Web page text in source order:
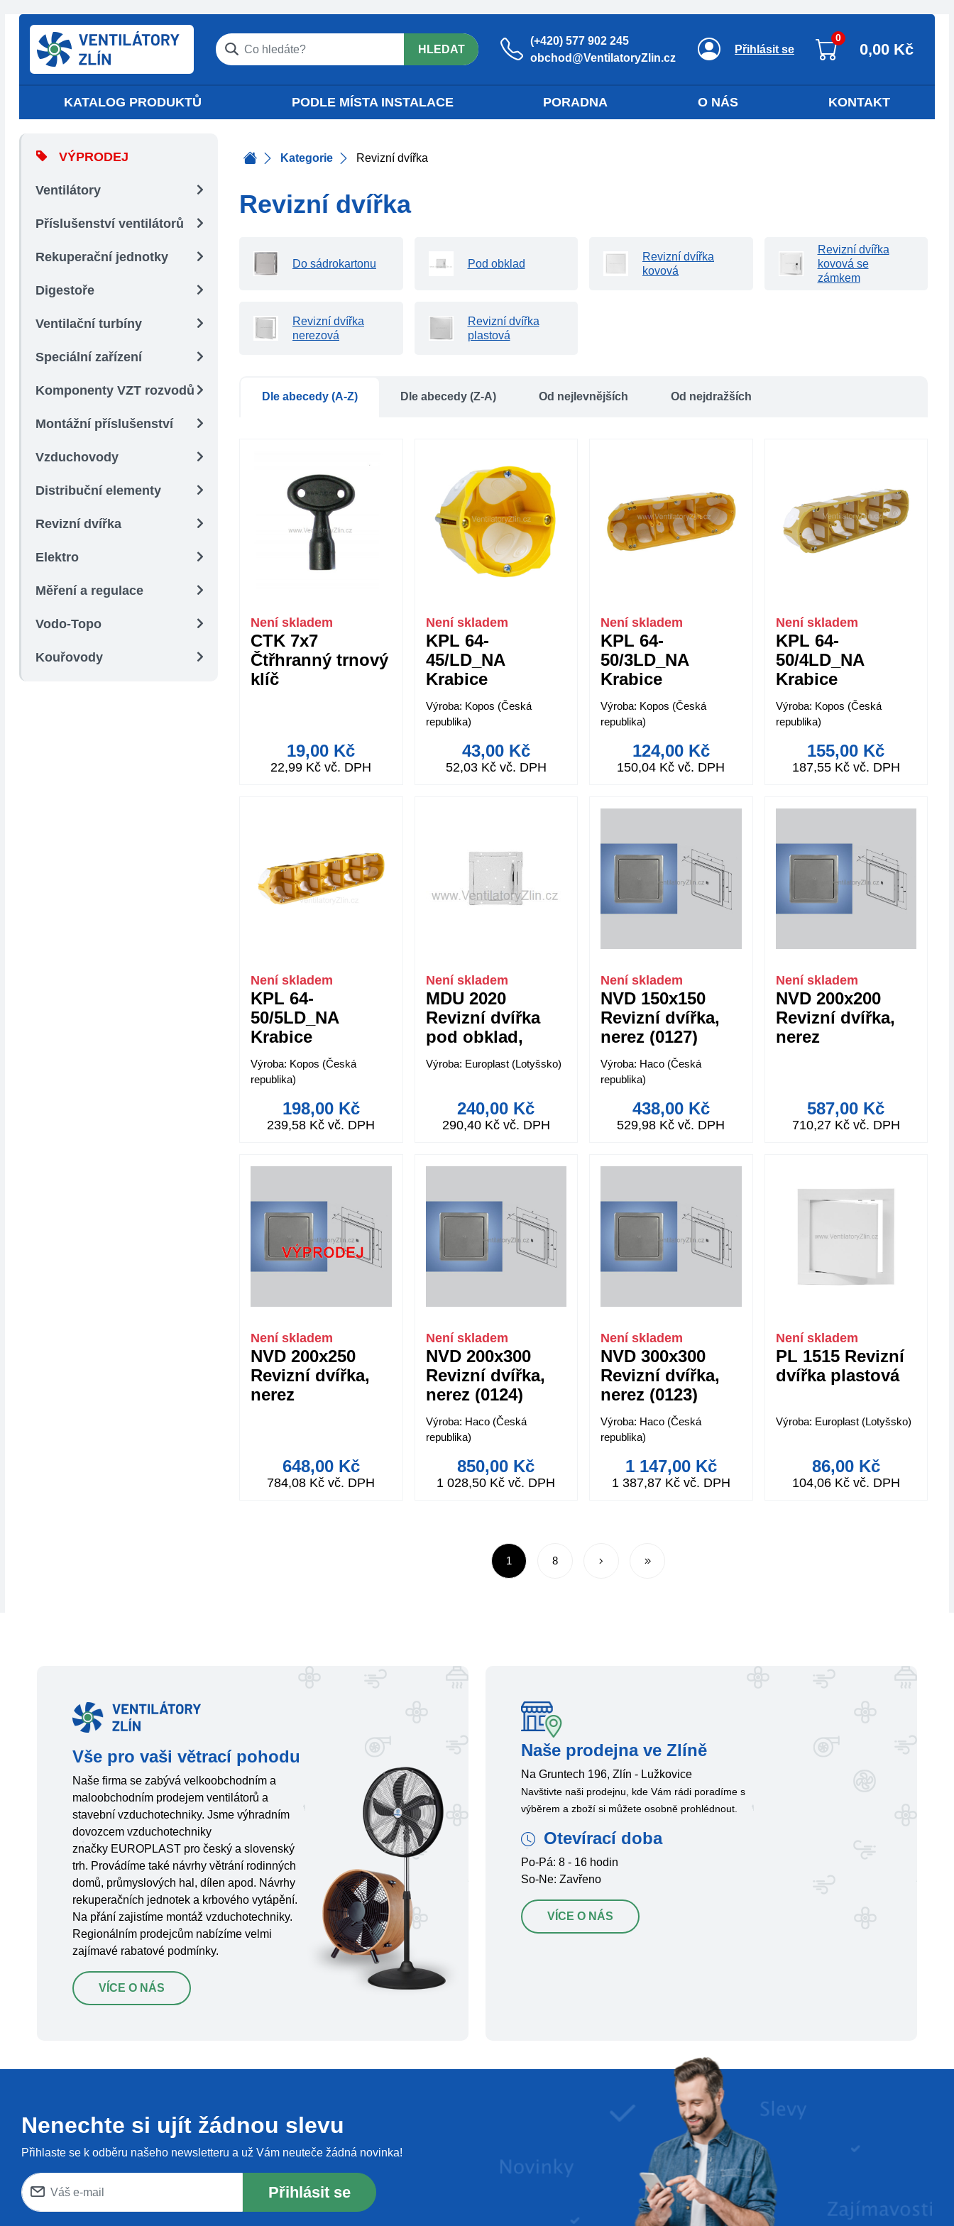
HLEDAT
(+420) 577 902 245
obchod@VentilatoryZlin.cz
Přihlásit se
0
0,00 Kč
KATALOG PRODUKTŮ PODLE MÍSTA INSTALACE PORADNA O NÁS KONTAKT
VÝPRODEJ
Ventilátory
Příslušenství ventilátorů
Rekuperační jednotky
Digestoře
Ventilační turbíny
Speciální zařízení
Komponenty VZT rozvodů
Montážní příslušenství
Vzduchovody
Distribuční elementy
Revizní dvířka
Elektro
Měření a regulace
Vodo-Topo
Kouřovody
Kategorie Revizní dvířka
Revizní dvířka
Do sádrokartonu Pod obklad
Revizní dvířka
kovová
Revizní dvířka
kovová se
zámkem
Revizní dvířka
nerezová
Revizní dvířka
plastová
Dle abecedy (A-Z) Dle abecedy (Z-A) Od nejlevnějších Od nejdražších
Není skladem
CTK 7x7
Čtřhranný trnový
klíč
19,00 Kč
22,99 Kč vč. DPH
Není skladem
KPL 64-
45/LD_NA
Krabice
přístrojová do
sádrokartonu
Výroba: Kopos (Česká
republika)
43,00 Kč
52,03 Kč vč. DPH
Není skladem
KPL 64-
50/3LD_NA
Krabice
přístrojová
Výroba: Kopos (Česká
republika)
124,00 Kč
150,04 Kč vč. DPH
Není skladem
KPL 64-
50/4LD_NA
Krabice
přístrojová
Výroba: Kopos (Česká
republika)
155,00 Kč
187,55 Kč vč. DPH
Není skladem
KPL 64-
50/5LD_NA
Krabice
přístrojová do
sádrokartonu
Výroba: Kopos (Česká
republika)
198,00 Kč
239,58 Kč vč. DPH
Není skladem
MDU 2020
Revizní dvířka
pod obklad,
univerzální -
VÝPRODEJ!
Výroba: Europlast (Lotyšsko)
240,00 Kč
290,40 Kč vč. DPH
Není skladem
NVD 150x150
Revizní dvířka,
nerez (0127)
Výroba: Haco (Česká
republika)
438,00 Kč
529,98 Kč vč. DPH
Není skladem
NVD 200x200
Revizní dvířka,
nerez
587,00 Kč
710,27 Kč vč. DPH
Není skladem
NVD 200x250
Revizní dvířka,
nerez
648,00 Kč
784,08 Kč vč. DPH
Není skladem
NVD 200x300
Revizní dvířka,
nerez (0124)
Výroba: Haco (Česká
republika)
850,00 Kč
1 028,50 Kč vč. DPH
Není skladem
NVD 300x300
Revizní dvířka,
nerez (0123)
Výroba: Haco (Česká
republika)
1 147,00 Kč
1 387,87 Kč vč. DPH
Není skladem
PL 1515 Revizní
dvířka plastová
Výroba: Europlast (Lotyšsko)
86,00 Kč
104,06 Kč vč. DPH
1 8
Vše pro vaši větrací pohodu
Naše firma se zabývá velkoobchodním a
maloobchodním prodejem ventilátorů a
stavební vzduchotechniky. Jsme výhradním
dovozcem vzduchotechniky
značky EUROPLAST pro český a slovenský
trh. Provádíme také návrhy větrání rodinných
domů, průmyslových hal, dílen apod. Návrhy
rekuperačních jednotek a krbového vytápění.
Na přání zajistíme montáž vzduchotechniky.
Regionálním prodejcům nabízíme velmi
zajímavé rabatové podmínky.
VÍCE O NÁS
Naše prodejna ve Zlíně
Na Gruntech 196, Zlín - Lužkovice
Navštivte naši prodejnu, kde Vám rádi poradíme s
výběrem a zboží si můžete osobně prohlédnout.
Otevírací doba
Po-Pá: 8 - 16 hodin
So-Ne: Zavřeno
VÍCE O NÁS
Nenechte si ujít žádnou slevu
Přihlaste se k odběru našeho newsletteru a už Vám neuteče žádná novinka!
Přihlásit se